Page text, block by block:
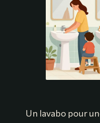
Un lavabo pour